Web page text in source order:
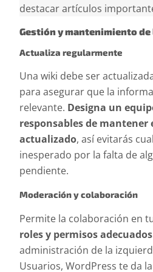
destacar artículos
Gestión y mantenimiento
Actualiza regularmente
Una wiki debe ser
para asegurar que la
relevante. Designa un
responsables de mantener
actualizado, así evitarás
inesperado por la falta de
pendiente.
Moderación y colaboración
Permite la colaboración en
roles y permisos adecuados
administración de la
Usuarios, WordPress te da